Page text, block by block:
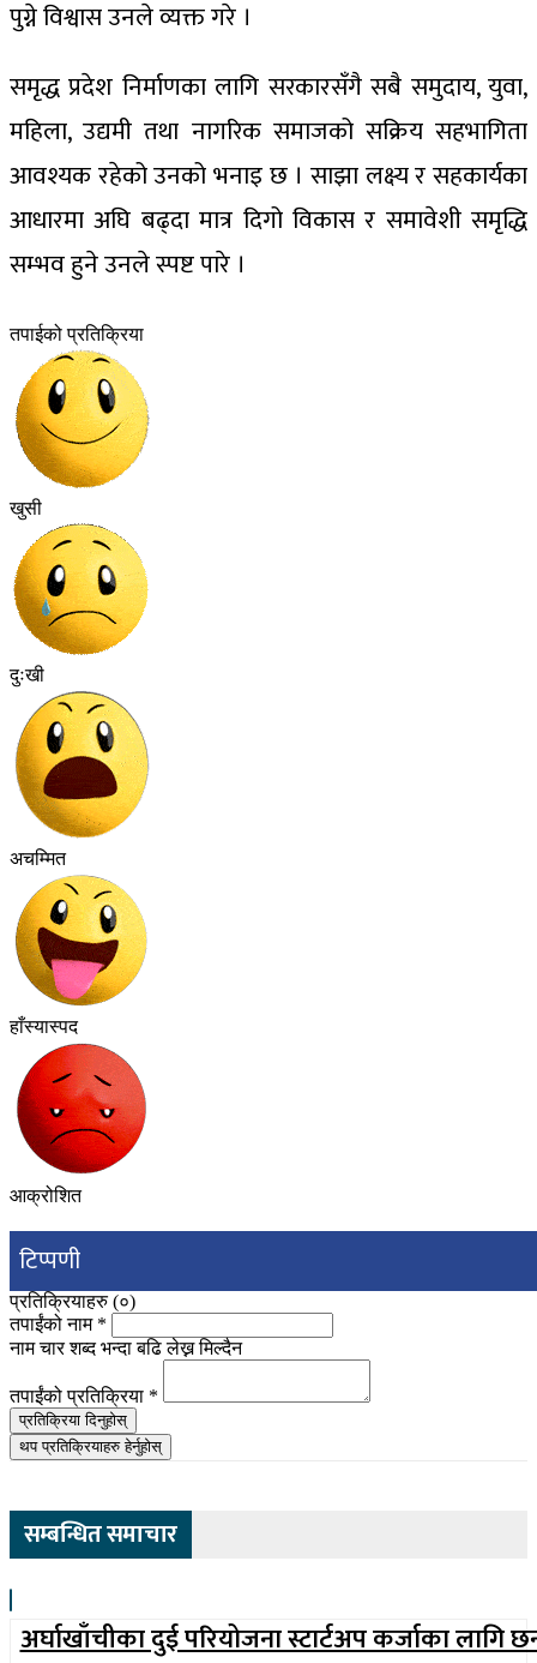
पुग्ने विश्वास उनले व्यक्त गरे ।
समृद्ध प्रदेश निर्माणका लागि सरकारसँगै सबै समुदाय, युवा,
महिला, उद्यमी तथा नागरिक समाजको सक्रिय सहभागिता
आवश्यक रहेको उनको भनाइ छ । साझा लक्ष्य र सहकार्यका
आधारमा अघि बढ्दा मात्र दिगो विकास र समावेशी समृद्धि
सम्भव हुने उनले स्पष्ट पारे ।
तपाईको प्रतिक्रिया
खुसी
दुःखी
अचम्मित
हाँस्यास्पद
आक्रोशित
टिप्पणी
प्रतिक्रियाहरु (०)
तपाईंको नाम *
नाम चार शब्द भन्दा बढि लेख्न मिल्दैन
तपाईंको प्रतिक्रिया *
प्रतिक्रिया दिनुहोस्
थप प्रतिक्रियाहरु हेर्नुहोस्
सम्बन्धित समाचार
अर्घाखाँचीका दुई परियोजना स्टार्टअप कर्जाका लागि